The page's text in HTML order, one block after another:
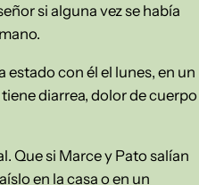
si alguna vez se había
estado con él el lunes, en un
diarrea, dolor de cuerpo
Que si Marce y Pato salían
en la casa o en un